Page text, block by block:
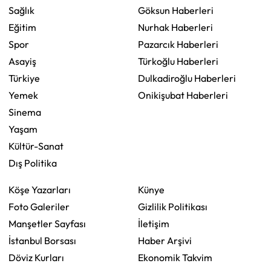
Sağlık
Eğitim
Spor
Asayiş
Türkiye
Yemek
Sinema
Yaşam
Kültür-Sanat
Dış Politika
Göksun Haberleri
Nurhak Haberleri
Pazarcık Haberleri
Türkoğlu Haberleri
Dulkadiroğlu Haberleri
Onikişubat Haberleri
Köşe Yazarları
Foto Galeriler
Manşetler Sayfası
İstanbul Borsası
Döviz Kurları
Künye
Gizlilik Politikası
İletişim
Haber Arşivi
Ekonomik Takvim